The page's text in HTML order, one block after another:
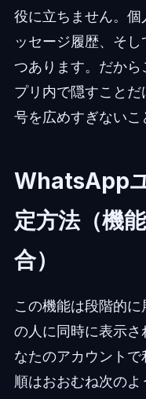
役に立ちません。個
ッセージ履歴、そ
つあります。だか
プリ内で隠すこと
号を広めすぎないこ
WhatsApp
定方法（機
合）
この機能は段階的
の人に同時に表示
なたのアカウント
順はおおむね次のよ